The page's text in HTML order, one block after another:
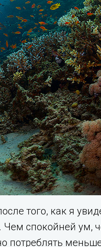
того, как я
спокойней ум,
потреблять